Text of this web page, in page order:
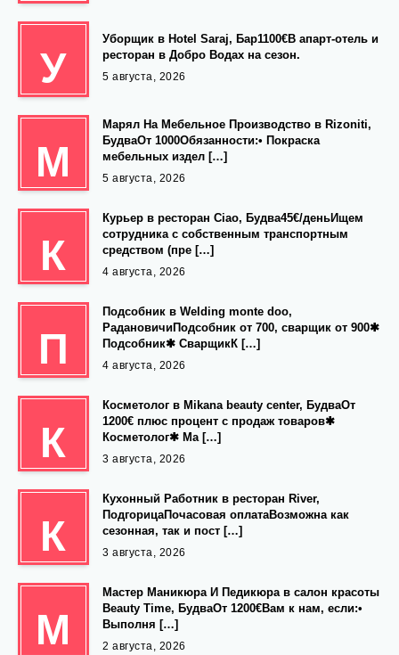
У
Уборщик в Hotel Saraj, Бар1100€В апарт-отель и
ресторан в Добро Водах на сезон.
5 августа, 2026
М
Марял На Мебельное Производство в Rizoniti,
БудваОт 1000Обязанности:• Покраска
мебельных издел […]
5 августа, 2026
К
Курьер в ресторан Ciao, Будва45€/деньИщем
сотрудника с собственным транспортным
средством (пре […]
4 августа, 2026
П
Подсобник в Welding monte doo,
РадановичиПодсобник от 700, сварщик от 900✱
Подсобник✱ СварщикК […]
4 августа, 2026
К
Косметолог в Mikana beauty center, БудваОт
1200€ плюс процент с продаж товаров✱
Косметолог✱ Ма […]
3 августа, 2026
К
Кухонный Работник в ресторан River,
ПодгорицаПочасовая оплатаВозможна как
сезонная, так и пост […]
3 августа, 2026
М
Мастер Маникюра И Педикюра в салон красоты
Beauty Time, БудваОт 1200€Вам к нам, если:•
Выполня […]
2 августа, 2026